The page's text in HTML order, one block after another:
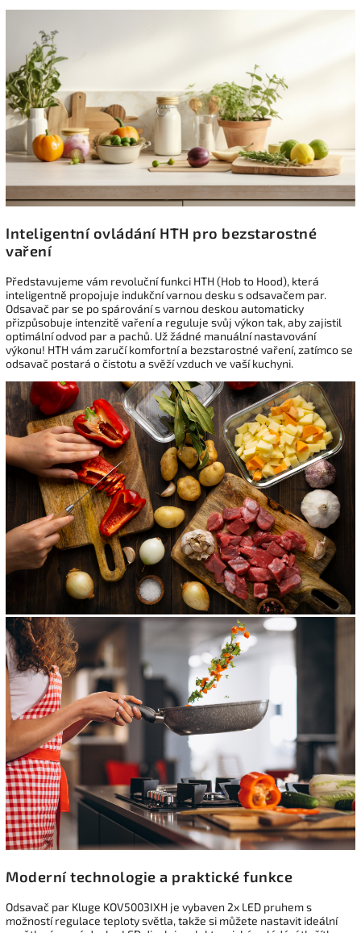
Inteligentní ovládání HTH pro bezstarostné
vaření
Představujeme vám revoluční funkci HTH (Hob to Hood), která
inteligentně propojuje indukční varnou desku s odsavačem par.
Odsavač par se po spárování s varnou deskou automaticky
přizpůsobuje intenzitě vaření a reguluje svůj výkon tak, aby zajistil
optimální odvod par a pachů. Už žádné manuální nastavování
výkonu! HTH vám zaručí komfortní a bezstarostné vaření, zatímco se
odsavač postará o čistotu a svěží vzduch ve vaší kuchyni.
Moderní technologie a praktické funkce
Odsavač par Kluge KOV5003IXH je vybaven 2x LED pruhem s
možností regulace teploty světla, takže si můžete nastavit ideální